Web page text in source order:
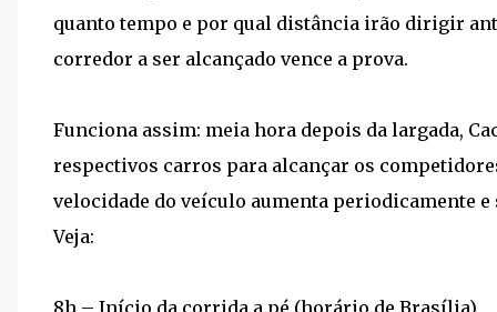
quanto tempo e por qual distância irão dirigir
corredor a ser alcançado vence a prova.
Funciona assim: meia hora depois da largada,
respectivos carros para alcançar os
velocidade do veículo aumenta periodicamente
Veja:
8h – Início da corrida a pé (horário de Brasília)